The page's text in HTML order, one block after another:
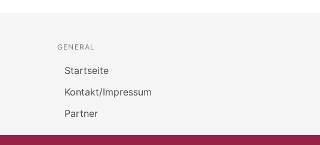
GENERAL
Startseite
Kontakt/Impressum
Partner